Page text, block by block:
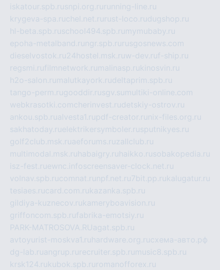
iskatour.spb.rusnpi.org.ru running-line.ru
krygeva-spa.ruchel.net.ru rust-loco.rudugshop.ru
hl-beta.spb.ruschool494.spb.ru mymubaby.ru
epoha-metalband.ru ngr.spb.ru rusgosnews.com
dieselvostok.ru24hostel.msk.ruw-dev.ruf-ship.ru
regsmi.rufilmnetwork.ru malinasp.rukinosvin.ru
h2o-salon.ru malutkayork.rudeltaprim.spb.ru
tango-perm.rugooddir.rusgv.su multiki-online.com
webkrasotki.comcherinvest.rudetskiy-ostrov.ru
ankou.spb.rualvesta1.rupdf-creator.ru nix-files.org.ru
sakhatoday.ruelektrikersymboler.rusputnikyes.ru
golf2club.msk.ruaeforums.ruzallclub.ru
multimodal.msk.ru habaigry.ru haikko.rusobakopedia.ru
isz-fest.ruewnc.infoscreensaver-clock.net.ru
volnav.spb.rucomnat.ru npf.net.ru7bit.pp.rukalugatur.ru
tesiaes.rucard.com.rukazanka.spb.ru
gildiya-kuznecov.rukameryboavision.ru
griffoncom.spb.rufabrika-emotsiy.ru
PARK-MATROSOVA.RUagat.spb.ru
avtoyurist-moskva1.ru hardware.org.ruсхема-авто.рф
dg-lab.ruangrup.ru recruiter.spb.ru music8.spb.ru
krsk124.rukubok.spb.ru romanofforex.ru